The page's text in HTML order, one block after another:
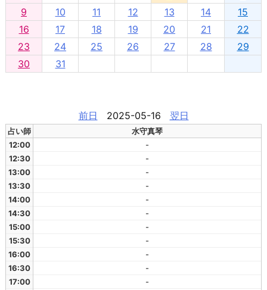
9
10 11 12 13 14
15
16
17 18 19 20 21
22
23
24 25 26 27 28
29
30
31
前日 2025-05-16 翌日
占い師
水守真琴
12:00
-
12:30
-
13:00
-
13:30
-
14:00
-
14:30
-
15:00
-
15:30
-
16:00
-
16:30
-
17:00
-